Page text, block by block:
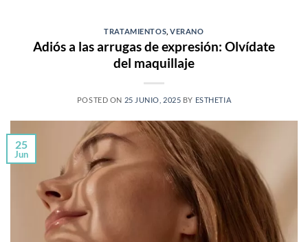
TRATAMIENTOS ,VERANO
Adiós a las arrugas de expresión: Olvídate
del maquillaje
POSTED ON 25 JUNIO, 2025 BY ESTHETIA
25
Jun